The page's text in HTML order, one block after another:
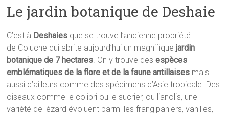
Le jardin botanique de Deshaie
C’est à Deshaies que se trouve l’ancienne propriété
de Coluche qui abrite aujourd’hui un magnifiquejardin
botanique de 7 hectares. On y trouve desespèces
emblématiques de la flore et de la faune antillaises mais
aussi d’ailleurs comme des spécimens d’Asie tropicale. Des
oiseaux comme le colibri ou le sucrier, ou l‘anolis, une
variété de lézard évoluent parmi les frangipaniers, vanilles,